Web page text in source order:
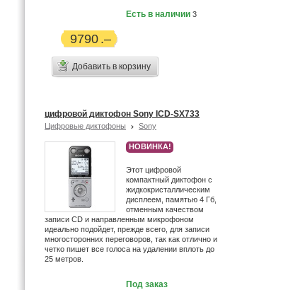
Есть в наличии 3
9790
Добавить в корзину
цифровой диктофон Sony ICD-SX733
Цифровые диктофоны Sony
НОВИНКА!
Этот цифровой
компактный диктофон с
жидкокристаллическим
дисплеем, памятью 4 Гб,
отменным качеством
записи CD и направленным микрофоном
идеально подойдет, прежде всего, для записи
многосторонних переговоров, так как отлично и
четко пишет все голоса на удалении вплоть до
25 метров.
Под заказ